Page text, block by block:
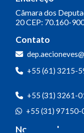
Câmara dos
20CEP: 70.160-
Contato
+55 (61) 3215-
+55 (31) 3261-
+55 (31) 97150-
Nossas redes